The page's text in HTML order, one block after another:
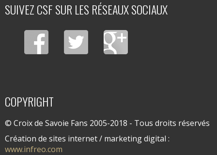
SUIVEZ CSF SUR LES RÉSEAUX SOCIAUX
COPYRIGHT
© Croix de Savoie Fans 2005-2018 - Tous droits réservés
Création de sites internet / marketing digital :
www.infreo.com